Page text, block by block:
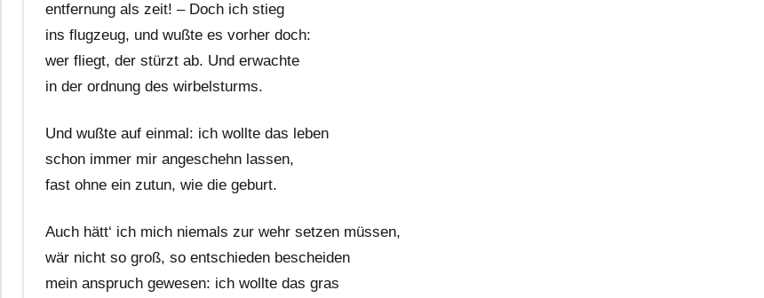
entfernung als zeit! – Doch ich stieg
ins flugzeug, und wußte es vorher doch:
wer fliegt, der stürzt ab. Und erwachte
in der ordnung des wirbelsturms.
Und wußte auf einmal: ich wollte das leben
schon immer mir angeschehn lassen,
fast ohne ein zutun, wie die geburt.
Auch hätt‘ ich mich niemals zur wehr setzen müssen,
wär nicht so groß, so entschieden bescheiden
mein anspruch gewesen: ich wollte das gras